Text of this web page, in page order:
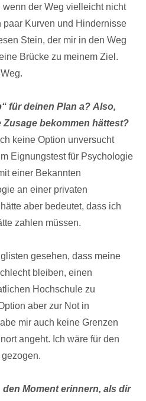
wenn der Weg vielleicht nicht
Kurven und Hindernisse
Stein, der mir in den Weg
Brücke zu meinem Ziel.
für deinen Plan a? Also,
bekommen hättest?
keine Option unversucht
Eignungstest für Psychologie
einer Bekannten
an einer privaten
aber bedeutet, dass ich
zahlen müssen.
gesehen, dass meine
bleiben, einen
Hochschule zu
aber zur Not in
mir auch keine Grenzen
angeht. Ich wäre für den
Moment erinnern, als dir